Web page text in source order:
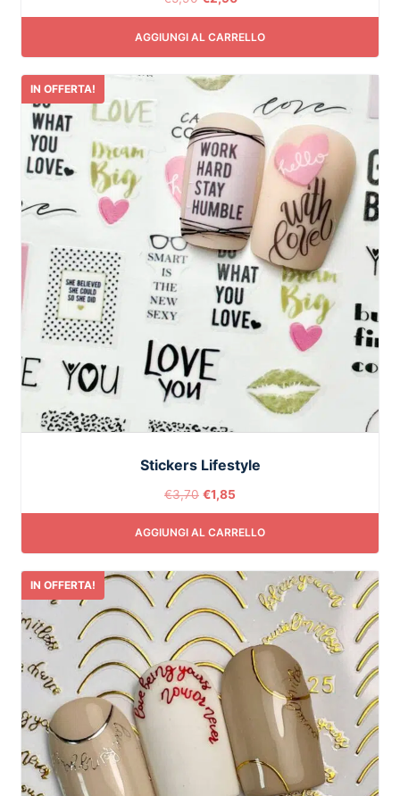
AGGIUNGI AL CARRELLO
IN OFFERTA!
Stickers Lifestyle
€3,70 €1,85
AGGIUNGI AL CARRELLO
IN OFFERTA!